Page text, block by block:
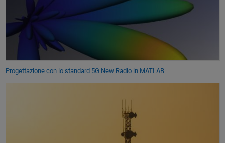
Progettazione con lo standard 5G New Radio in MATLAB